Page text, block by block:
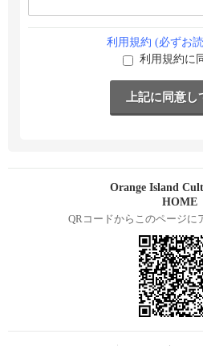
利用規約 (必ずお
利用規約に
Orange Island
HOME
QRコードからこのページに